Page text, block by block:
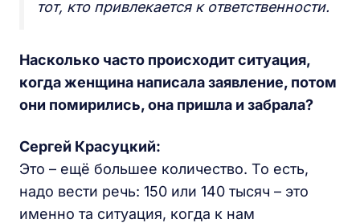
тот, кто привлекается к ответственности.
Насколько часто происходит ситуация,
когда женщина написала заявление, потом
они помирились, она пришла и забрала?
Сергей Красуцкий:
Это – ещё большее количество. То есть,
надо вести речь: 150 или 140 тысяч – это
именно та ситуация, когда к нам